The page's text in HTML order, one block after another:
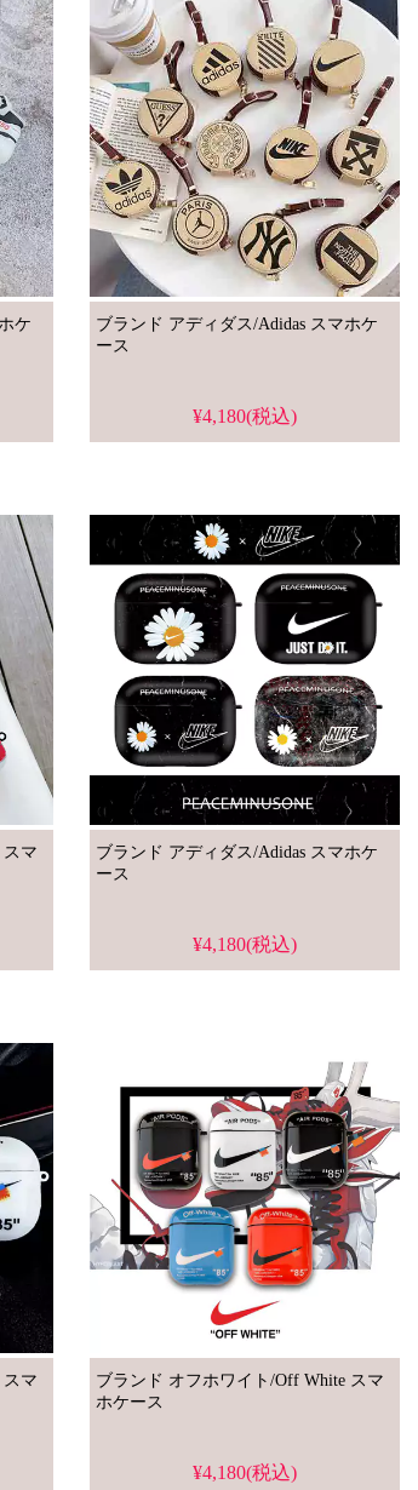
ブランド アディダス/Adidas スマホケ
ース
¥4,180(税込)
ブランド アディダス/Adidas スマホケ
ース
¥4,180(税込)
ブランド オフホワイト/Off White スマ
ホケース
¥4,180(税込)